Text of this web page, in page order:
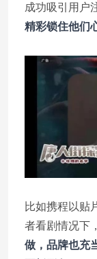
成功吸引用户
精彩锁住他们
比如携程以贴
者看剧情况下
做，品牌也充